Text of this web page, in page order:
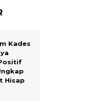
Kades
Hisap